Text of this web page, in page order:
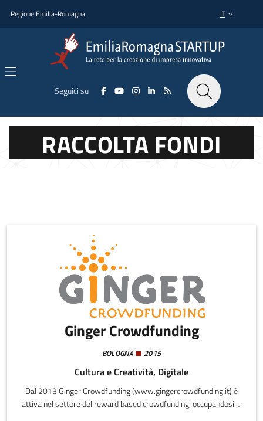
Regione Emilia-Romagna SELETTORE
IT
Seguici su
RACCOLTA FONDI
Ginger Crowdfunding
BOLOGNA 2015
Cultura e Creatività, Digitale
Dal 2013 Ginger Crowdfunding (www.gingercrowdfunding.it) è
attiva nel settore del reward based crowdfunding, occupandosi di